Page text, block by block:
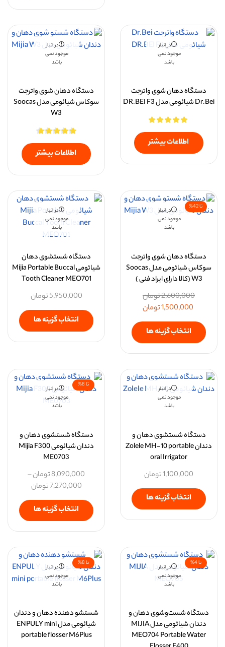
در انبار
موجود نمی
باشد
دستگاه دهان شوی واترجت
Dr.Bei شیائومی مدل DR.BEI F3
اطلاعات بیشتر
در انبار
موجود نمی
باشد
دستگاه دهان شوی واترجت
سوکاس شیائومی مدل Soocas
W3
اطلاعات بیشتر
تا 42%
در انبار
موجود نمی
باشد
دستگاه دهان شوی واترجت
سوکاس شیائومی مدل Soocas
W3 (کالا دارای ایراد فنی )
2,600,000تومان
1,500,000تومان
انتخاب گزینه ها
در انبار
موجود نمی
باشد
دستگاه شستشوی دهان
شیائومی Mijia Portable Buccal
Tooth Cleaner MEO701
5,950,000تومان
انتخاب گزینه ها
در انبار
موجود نمی
باشد
دستگاه شستشوی دهان و
دندان Zolele MH-10 portable
oral Irrigator
1,100,000تومان
انتخاب گزینه ها
تا 8%
در انبار
موجود نمی
باشد
دستگاه شستشوی دهان و
دندان شیائومی Mijia F300
ME0703
8,090,000تومان–
7,270,000تومان
انتخاب گزینه ها
تا 4%
در انبار
موجود نمی
باشد
دستگاه شست‌وشوی دهان و
دندان شیائومی مدل MIJIA
MEO704 Portable Water
تا 8%
در انبار
موجود نمی
باشد
شستشو دهنده دهان و دندان
شیائومی مدل ENPULY mini
portable flosser M6Plus